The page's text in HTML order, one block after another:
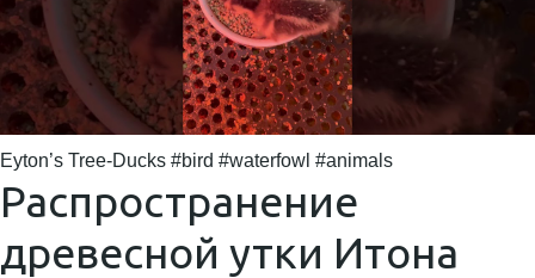
Eyton’s Tree-Ducks #bird #waterfowl #animals
Распространение
древесной утки Итона